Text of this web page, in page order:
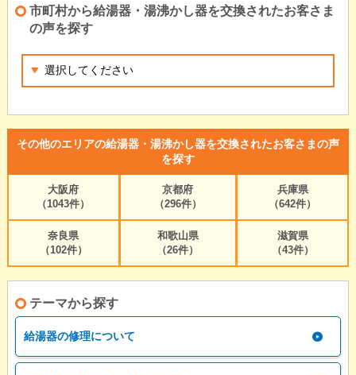
市町村から給湯器・湯沸かし器を交換されたお客さま
の声を探す
その他のエリアの給湯器・湯沸かし器を交換されたお客さまの声
を探す
大阪府
（1043件）
京都府
（296件）
兵庫県
（642件）
奈良県
（102件）
和歌山県
（26件）
滋賀県
（43件）
テーマから探す
給湯器の修理について